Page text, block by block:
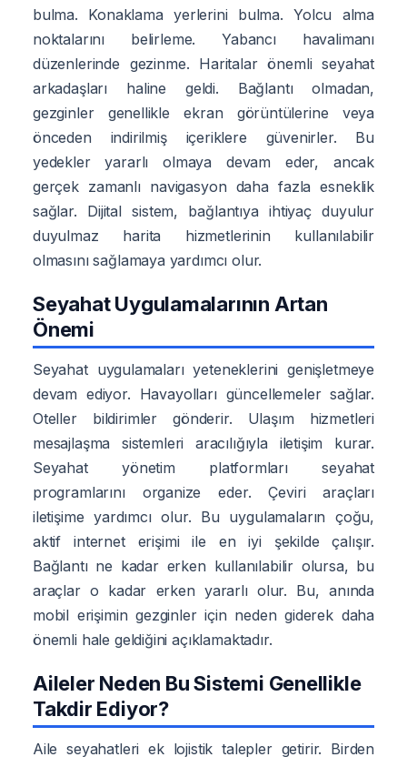
bulma. Konaklama yerlerini bulma. Yolcu alma
noktalarını belirleme. Yabancı havalimanı
düzenlerinde gezinme. Haritalar önemli seyahat
arkadaşları haline geldi. Bağlantı olmadan,
gezginler genellikle ekran görüntülerine veya
önceden indirilmiş içeriklere güvenirler. Bu
yedekler yararlı olmaya devam eder, ancak
gerçek zamanlı navigasyon daha fazla esneklik
sağlar. Dijital sistem, bağlantıya ihtiyaç duyulur
duyulmaz harita hizmetlerinin kullanılabilir
olmasını sağlamaya yardımcı olur.
Seyahat Uygulamalarının Artan
Önemi
Seyahat uygulamaları yeteneklerini genişletmeye
devam ediyor. Havayolları güncellemeler sağlar.
Oteller bildirimler gönderir. Ulaşım hizmetleri
mesajlaşma sistemleri aracılığıyla iletişim kurar.
Seyahat yönetim platformları seyahat
programlarını organize eder. Çeviri araçları
iletişime yardımcı olur. Bu uygulamaların çoğu,
aktif internet erişimi ile en iyi şekilde çalışır.
Bağlantı ne kadar erken kullanılabilir olursa, bu
araçlar o kadar erken yararlı olur. Bu, anında
mobil erişimin gezginler için neden giderek daha
önemli hale geldiğini açıklamaktadır.
Aileler Neden Bu Sistemi Genellikle
Takdir Ediyor?
Aile seyahatleri ek lojistik talepler getirir. Birden